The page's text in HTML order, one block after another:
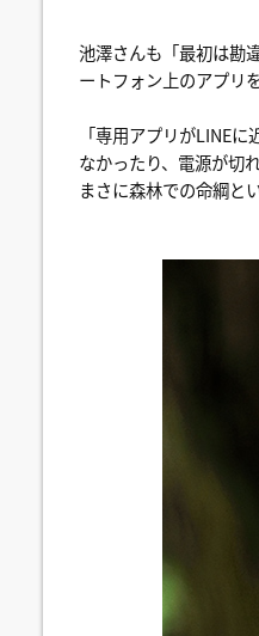
池澤さんも「最初は勘
ートフォン上のアプリ
「専用アプリがLINE
なかったり、電源が切
まさに森林での命綱と